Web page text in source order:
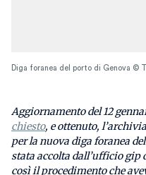
Diga foranea del porto di Genova ©
Aggiornamento del 12
chiesto, e ottenuto,
per la nuova diga foranea
stata accolta dall’ufficio gip
così il procedimento che